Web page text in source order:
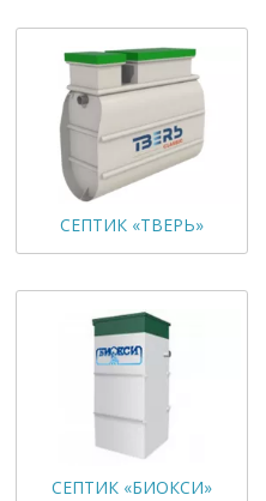
СЕПТИК «ТВЕРЬ»
СЕПТИК «БИОКСИ»